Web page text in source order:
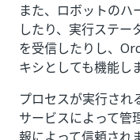
また、ロボットの
したり、実行ステー
を受信したりし、
キシとしても機能し
プロセスが実行さ
サービスによって管